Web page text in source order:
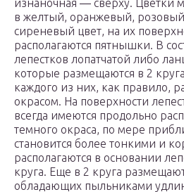
изнаночная ― сверху. Цветки
в желтый, оранжевый,
сиреневый цвет, на их
располагаются пятнышки. В
лепестков лопатчатой либо
которые размещаются в 2
каждого из них, как правило,
окрасом. На поверхности
всегда имеются продольно
темного окраса, по мере
становится более тонкими и
располагаются в основании
круга. Еще в 2 круга
обладающих пыльниками